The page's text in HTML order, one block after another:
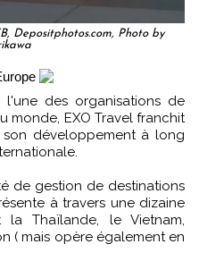
Depositphotos.com, Photo by
monde, EXO Travel franchit
développement à long
de gestion de destinations
à travers une dizaine
Thaïlande, le Vietnam,
( mais opère également en